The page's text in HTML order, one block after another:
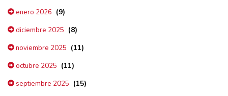
enero 2026 (9)
diciembre 2025 (8)
noviembre 2025 (11)
octubre 2025 (11)
septiembre 2025 (15)